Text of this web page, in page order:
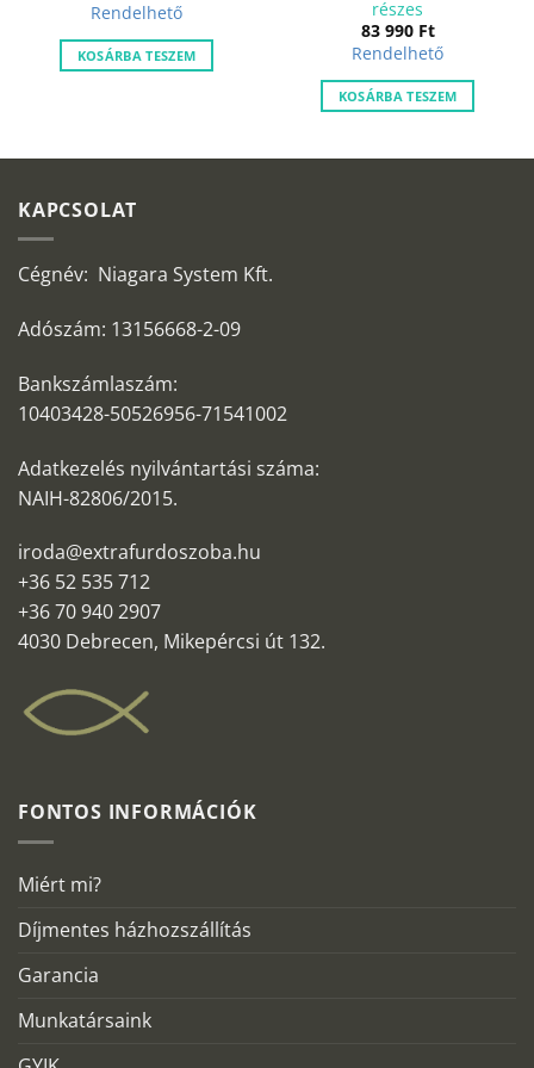
Rendelhető
KOSÁRBA TESZEM
részes
83 990 Ft
Rendelhető
KOSÁRBA TESZEM
KAPCSOLAT
Cégnév: Niagara System Kft.
Adószám: 13156668-2-09
Bankszámlaszám:
10403428-50526956-71541002
Adatkezelés nyilvántartási száma:
NAIH-82806/2015.
iroda@extrafurdoszoba.hu
+36 52 535 712
+36 70 940 2907
4030 Debrecen, Mikepércsi út 132.
FONTOS INFORMÁCIÓK
Miért mi?
Díjmentes házhozszállítás
Garancia
Munkatársaink